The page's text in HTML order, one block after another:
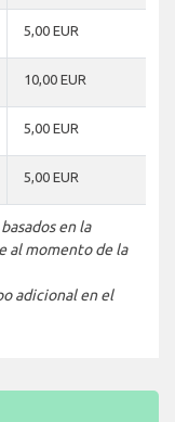
5,00 EUR
10,00 EUR
5,00 EUR
5,00 EUR
en la
al momento de la
adicional en el